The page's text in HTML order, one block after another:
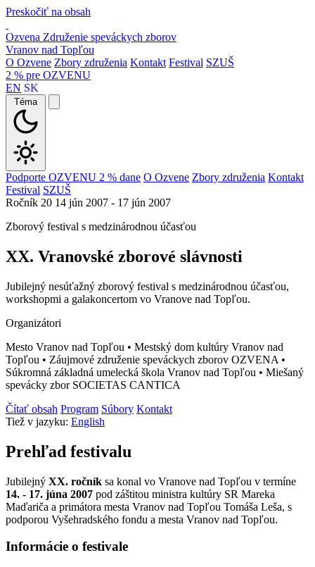
Preskočiť na obsah
Ozvena Združenie speváckych zborov
Vranov nad Topľou
O Ozvene Zbory združenia Kontakt Festival SZUŠ
2 % pre OZVENU
EN SK
Téma
Podporte OZVENU 2 % dane O Ozvene Zbory združenia Kontakt
Festival SZUŠ
Ročník 20 14 jún 2007 - 17 jún 2007
Zborový festival s medzinárodnou účasťou
XX. Vranovské zborové slávnosti
Jubilejný nesúťažný zborový festival s medzinárodnou účasťou,
workshopmi a galakoncertom vo Vranove nad Topľou.
Organizátori
Mesto Vranov nad Topľou • Mestský dom kultúry Vranov nad
Topľou • Záujmové združenie speváckych zborov OZVENA •
Súkromná základná umelecká škola Vranov nad Topľou • Miešaný
spevácky zbor SOCIETAS CANTICA
Čítať obsah Program Súbory Kontakt
Tiež v jazyku: English
Prehľad festivalu
Jubilejný XX. ročník sa konal vo Vranove nad Topľou v termíne
14. - 17. júna 2007 pod záštitou ministra kultúry SR Mareka
Maďariča a primátora mesta Vranov nad Topľou Tomáša Leša, s
podporou Vyšehradského fondu a mesta Vranov nad Topľou.
Informácie o festivale